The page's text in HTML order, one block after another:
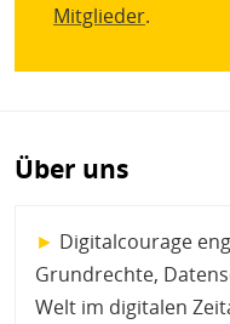
Mitglieder.
Über uns
► Digitalcourage
Grundrechte,
Welt im digitalen